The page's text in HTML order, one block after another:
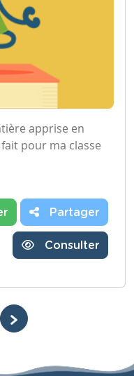
apprise en
pour ma classe
Partager
Consulter